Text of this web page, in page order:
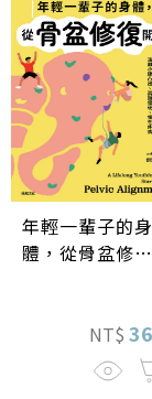
年輕一輩子的身
體，從骨盆修復
動」，遠離小腹
凸出、肩頸僵
硬、慢性疼痛
NT$